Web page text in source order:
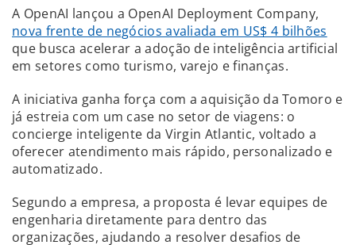
A OpenAI lançou a OpenAI Deployment Company,
nova frente de negócios avaliada em US$ 4 bilhões
que busca acelerar a adoção de inteligência artificial
em setores como turismo, varejo e finanças.
A iniciativa ganha força com a aquisição da Tomoro e
já estreia com um case no setor de viagens: o
concierge inteligente da Virgin Atlantic, voltado a
oferecer atendimento mais rápido, personalizado e
automatizado.
Segundo a empresa, a proposta é levar equipes de
engenharia diretamente para dentro das
organizações, ajudando a resolver desafios de